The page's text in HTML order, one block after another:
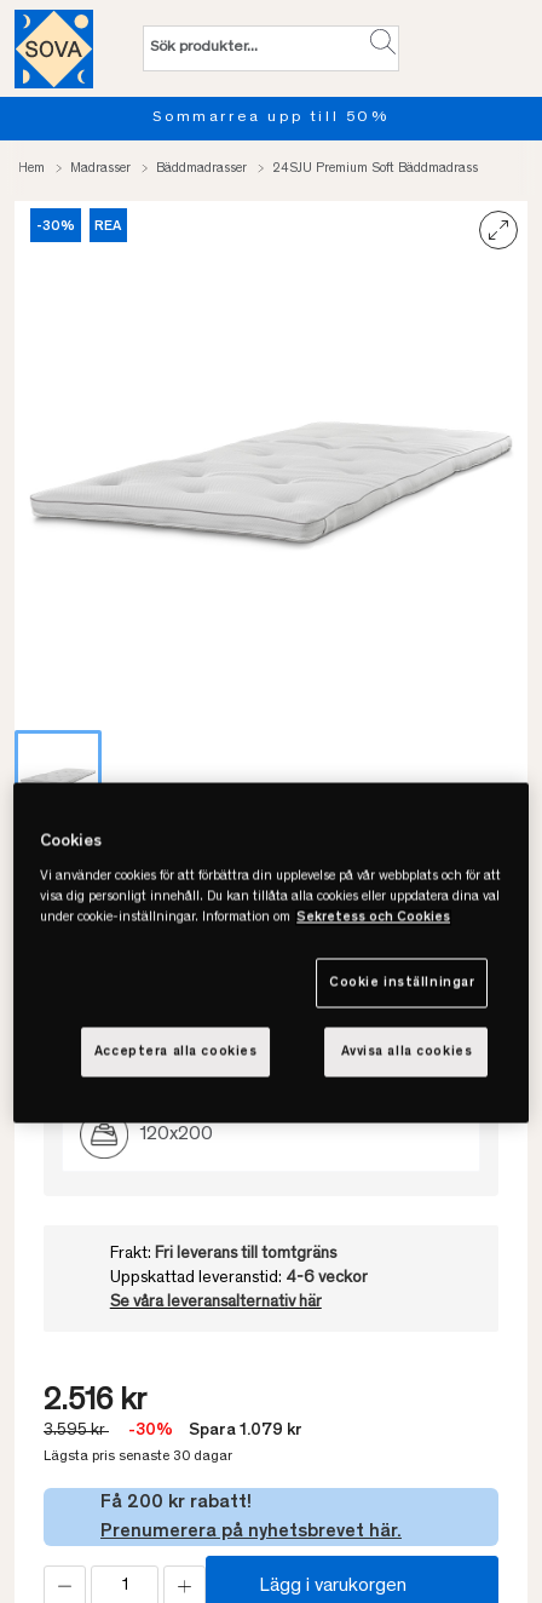
Provsov upp till 100
Hem Madrasser Bäddmadrasser 24SJU Premium Soft Bäddmadrass
-30% REA
24SJU
Premium Soft Bäddmadrass
Välj storlek
120x200
Frakt: Fri leverans till tomtgräns
Uppskattad leveranstid: 4-6 veckor
Se våra leveransalternativ här
2.516 kr
3.595 kr -30% Spara 1.079 kr
Lägsta pris senaste 30 dagar
Få 200 kr rabatt!
Prenumerera på nyhetsbrevet här.
Lägg i varukorgen
Cookies
Vi använder cookies för att förbättra din upplevelse på vår webbplats och för att
visa dig personligt innehåll. Du kan tillåta alla cookies eller uppdatera dina val
under cookie-inställningar. Information om Sekretess och Cookies
Cookie inställningar
Avvisa alla cookies
Acceptera alla cookies